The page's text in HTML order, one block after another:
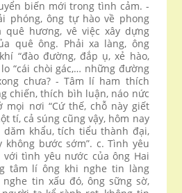
biến mới trong tình cảm. -
phóng, ông tự hào về phong
quê hương, vê việc xây dựng
quê ông. Phải xa làng, ông
“đào đường, đắp ụ, xẻ hào,
“cái chòi gác,… những đường
chưa? - Tâm lí ham thích
chiến, thích bìh luận, náo nức
nơi “Cứ thế, chỗ này giết
tí, cả súng cũng vậy, hôm nay
dăm khẩu, tích tiểu thành đại,
không bước sớm”. c. Tình yêu
với tình yêu nước của ông Hai
tâm lí ông khi nghe tin làng
tin xấu đó, ông sững sờ,